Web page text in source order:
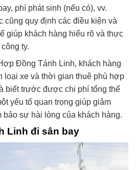
phí phát sinh (nếu có), vv.
cũng quy định các điều kiện và
giúp khách hàng hiểu rõ và thực
ty.
Đồng Tánh Linh, khách hàng
loại xe và thời gian thuê phù hợp
biết trước được chi phí tổng thể
yếu tố quan trọng giúp giảm
bảo sự hài lòng của khách hàng.
Linh đi sân bay